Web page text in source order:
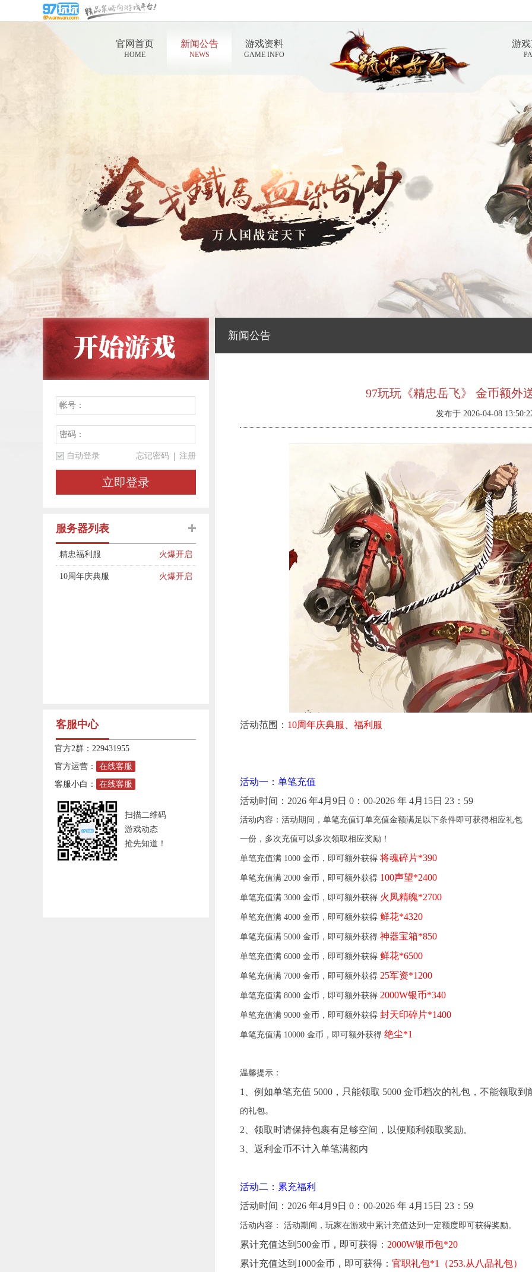
官网首页
HOME
新闻公告
NEWS
游戏资料
GAME INFO
游
自动登录 注册
忘记密码
立即登录
服务器列表
精忠福利服 火爆开启
10周年庆典服 火爆开启
客服中心
官方2群：229431955
官方运营：
在线客服
客服小白：
在线客服
扫描二维码
游戏动态
抢先知道！
新闻公告
97玩玩《精忠岳飞》 金币额外送
发布于 2026-04-08
活动范围： 10周年庆典服、福利服
活动一：单笔充值
活动时间：2026 年4月9日 0：00-2026 年 4月15日 23：59
活动内容：活动期间，单笔充值订单充值金额满足以下条件即可获得相应礼包
一份，多次充值可以多次领取相应奖励！
单笔充值满 1000 金币，即可额外获得 将魂碎片*390
单笔充值满 2000 金币，即可额外获得 100声望*2400
单笔充值满 3000 金币，即可额外获得 火凤精魄*2700
单笔充值满 4000 金币，即可额外获得 鲜花*4320
单笔充值满 5000 金币，即可额外获得 神器宝箱*850
单笔充值满 6000 金币，即可额外获得 鲜花*6500
单笔充值满 7000 金币，即可额外获得 25军资*1200
单笔充值满 8000 金币，即可额外获得 2000W银币*340
单笔充值满 9000 金币，即可额外获得 封天印碎片*1400
单笔充值满 10000 金币，即可额外获得 绝尘*1
温馨提示：
1、例如单笔充值 5000，只能领取 5000 金币档次的礼包，不能领取到
的礼包。
2、领取时请保持包裹有足够空间，以便顺利领取奖励。
3、返利金币不计入单笔满额内
活动二：累充福利
活动时间：2026 年4月9日 0：00-2026 年 4月15日 23：59
活动内容： 活动期间，玩家在游戏中累计充值达到一定额度即可获得奖励。
累计充值达到500金币，即可获得： 2000W银币包*20
累计充值达到1000金币，即可获得： 官职礼包*1（253.从八品礼包）